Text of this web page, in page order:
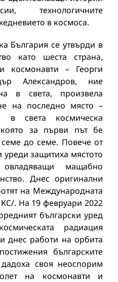
технологичните
в космоса.
България се утвърди в
като шеста страна,
космонавти – Георги
Александров, ние
в света, произвела
на последно място –
в света космическа
за първи път бе
до семе. Повече от
уреди защитиха мястото
мащабно
Днес оригинални
на Международната
. На 19 февруари 2022
български уред
радиация
работи на орбита
българските
своя неоспорим
на космонавти и